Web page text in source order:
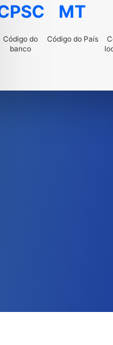
Código do
banco
MT
Código do País